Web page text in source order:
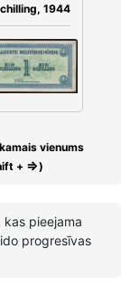
1944
vienums
+ ⇒)
pieejama
progresīvas